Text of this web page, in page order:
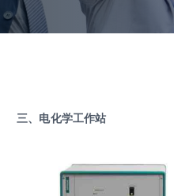
三、电化学工作站